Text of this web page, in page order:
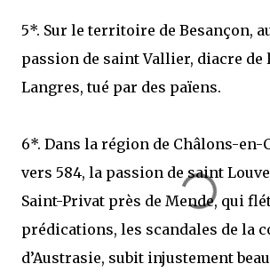
5*. Sur le territoire de Besançon,
passion de saint Vallier, diacre de
Langres, tué par des païens.
6*. Dans la région de Châlons-en-
vers 584, la passion de saint
Saint-Privat près de Mende, qui
prédications, les scandales de la
d’Austrasie, subit injustement